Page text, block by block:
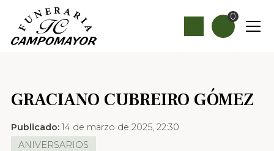
0
GRACIANO CUBREIRO GÓMEZ
Publicado: 14 de marzo de 2025, 22:30
ANIVERSARIOS